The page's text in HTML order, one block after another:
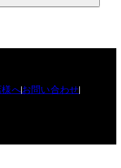
へお問い合わせ